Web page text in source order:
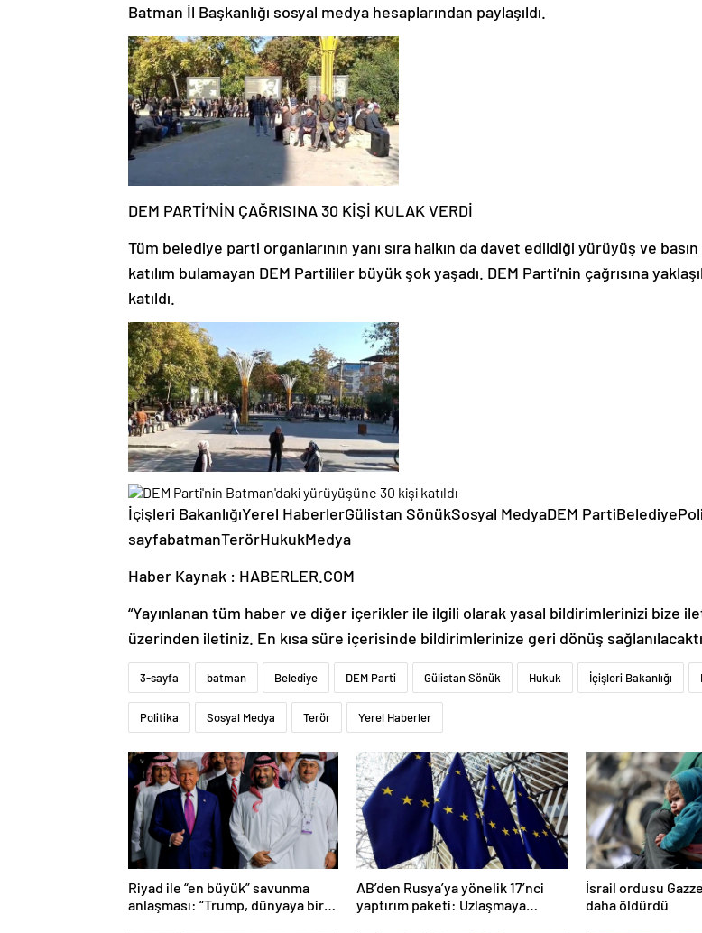
Batman İl Başkanlığı sosyal medya hesaplarından paylaşıldı.
DEM PARTİ’NİN ÇAĞRISINA 30 KİŞİ KULAK VERDİ
Tüm belediye parti organlarının yanı sıra halkın da davet edildiği yürüyüş ve basın
katılım bulamayan DEM Partililer büyük şok yaşadı. DEM Parti’nin çağrısına
katıldı.
İçişleri BakanlığıYerel HaberlerGülistan SönükSosyal MedyaDEM
sayfabatmanTerörHukukMedya
Haber Kaynak : HABERLER.COM
“Yayınlanan tüm haber ve diğer içerikler ile ilgili olarak yasal bildirimlerinizi bize
üzerinden iletiniz. En kısa süre içerisinde bildirimlerinize geri dönüş
3-sayfa batman Belediye DEM Parti Gülistan Sönük Hukuk İçişleri Bakanlığı
Politika Sosyal Medya Terör Yerel Haberler
Riyad ile “en büyük” savunma
anlaşması: “Trump, dünyaya bir
AB’den Rusya’ya yönelik 17’nci
yaptırım paketi: Uzlaşmaya
İsrail ordusu
daha öldürdü